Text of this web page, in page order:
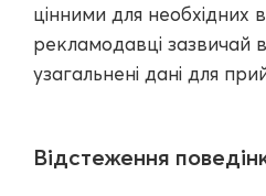
цінними для необхідних
рекламодавці зазвичай
узагальнені дані для
Відстеження